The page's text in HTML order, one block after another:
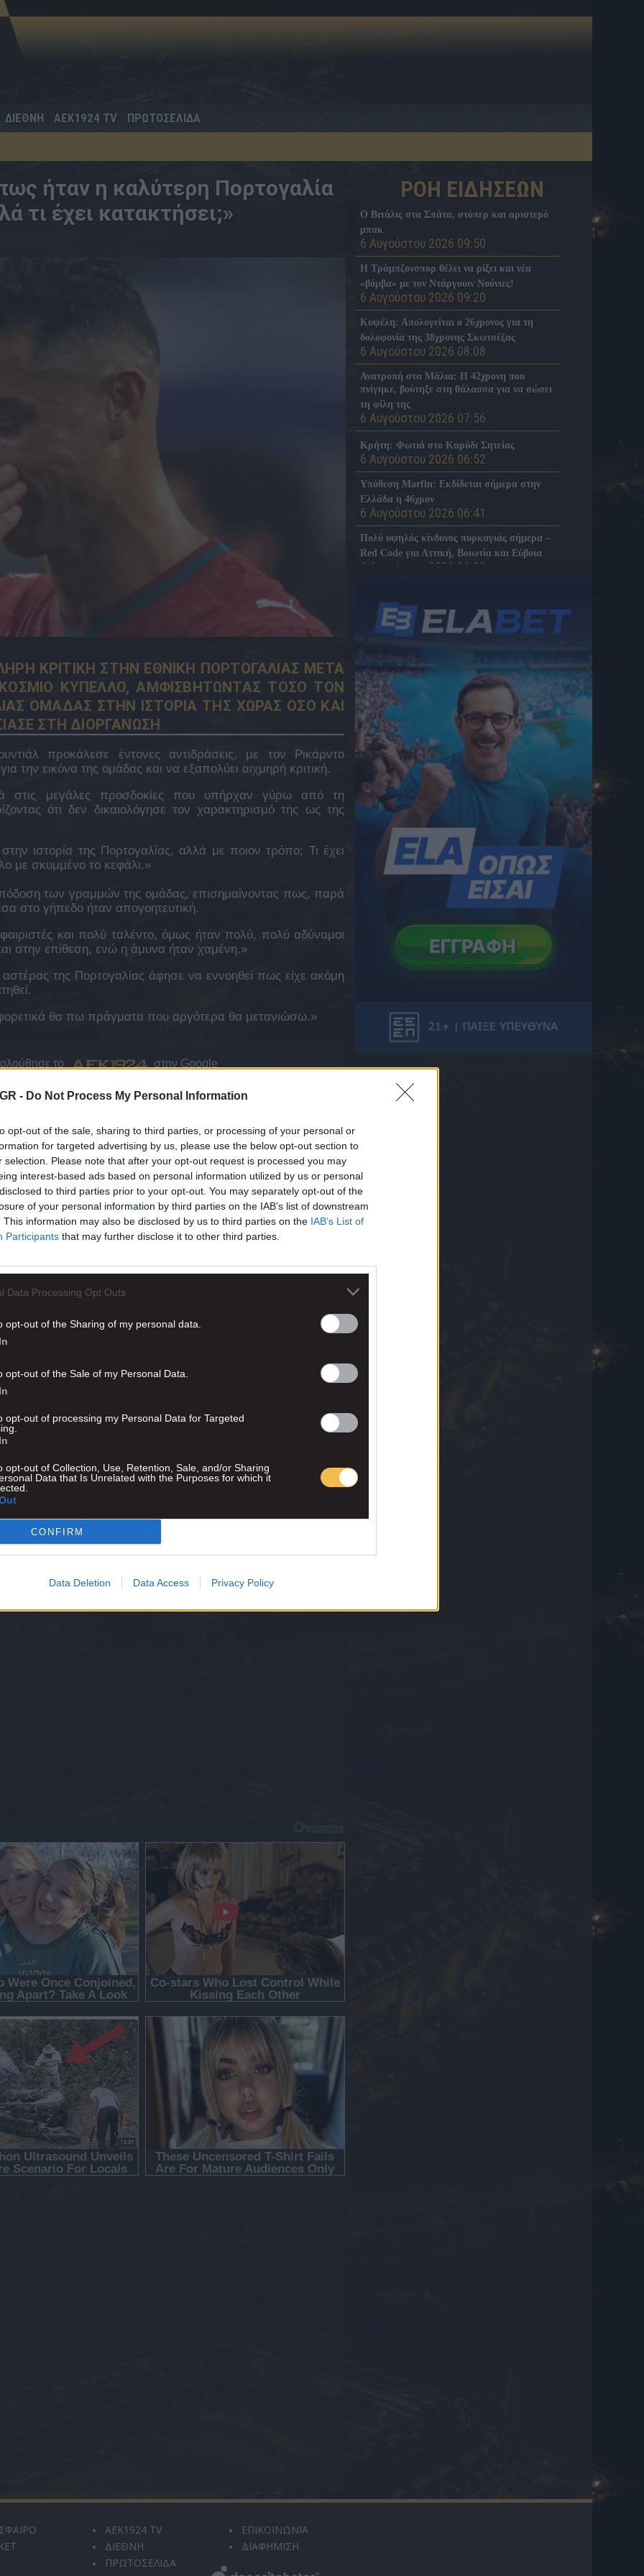
- Do Not Process My Personal Information
opt-out of the sale, sharing to third parties, or processing of your personal or
for targeted advertising by us, please use the below opt-out section to
selection. Please note that after your opt-out request is processed you may
interest-based ads based on personal information utilized by us or personal
to third parties prior to your opt-out. You may separately opt-out of the
of your personal information by third parties on the IAB’s list of downstream
This information may also be disclosed by us to third parties on the IAB’s List of
Participants that may further disclose it to other third parties.
Data Processing Opt Outs
opt-out of the Sharing of my personal data.
opt-out of the Sale of my Personal Data.
opt-out of processing my Personal Data for Targeted
opt-out of Collection, Use, Retention, Sale, and/or Sharing
Data that Is Unrelated with the Purposes for which it
CONFIRM
Data Deletion Data Access Privacy Policy
ΔΙΕΘΝΗ AEK1924 TV
ΠΡΩΤΟΣΕΛΙΔΑ
ήταν η καλύτερη Πορτογαλία
τι έχει κατακτήσει;»
ΚΡΙΤΙΚΗ ΣΤΗΝ ΕΘΝΙΚΗ ΠΟΡΤΟΓΑΛΙΑΣ ΜΕΤΑ
ΚΥΠΕΛΛΟ, ΑΜΦΙΣΒΗΤΩΝΤΑΣ ΤΟΣΟ ΤΟΝ
ΟΜΑΔΑΣ ΣΤΗΝ ΙΣΤΟΡΙΑ ΤΗΣ ΧΩΡΑΣ ΟΣΟ ΚΑΙ
ΣΤΗ ΔΙΟΡΓΑΝΩΣΗ
προκάλεσε έντονες αντιδράσεις, με τον Ρικάρντο
την εικόνα της ομάδας και να εξαπολύει αιχμηρή κριτική.
στις μεγάλες προσδοκίες που υπήρχαν γύρω από τη
ότι δεν δικαιολόγησε τον χαρακτηρισμό της ως της
ιστορία της Πορτογαλίας, αλλά με ποιον τρόπο; Τι έχει
με σκυμμένο το κεφάλι.»
των γραμμών της ομάδας, επισημαίνοντας πως, παρά
στο γήπεδο ήταν απογοητευτική.
και πολύ ταλέντο, όμως ήταν πολύ, πολύ αδύναμοι
στην επίθεση, ενώ η άμυνα ήταν χαμένη.»
της Πορτογαλίας άφησε να εννοηθεί πως είχε ακόμη
θα πω πράγματα που αργότερα θα μετανιώσω.»
το στην Google
AEK1924 ΣΤΗΝ GOOGLE
ΜΕΙΝΕΤΕ ΕΝΗΜΕΡΩΜΕΝΟΙ
ΡΟΗ ΕΙΔΗΣΕΩΝ
Ο Βιτάλις στα Σπάτα, στόπερ και αριστερό
μπακ
6 Αυγούστου 2026 09:50
H Tράμπζονσπορ θέλει να ρίξει και νέα
«βόμβα» με τον Ντάργουιν Νούνιες!
6 Αυγούστου 2026 09:20
Κυψέλη: Απολογείται ο 26χρονος για τη
δολοφονία της 38χρονης Σκωτσέζας
6 Αυγούστου 2026 08:08
Ανατροπή στα Μάλια: Η 42χρονη που
πνίγηκε, βούτηξε στη θάλασσα για να σώσει
τη φίλη της
6 Αυγούστου 2026 07:56
Κρήτη: Φωτιά στο Καρύδι Σητείας
6 Αυγούστου 2026 06:52
Υπόθεση Marfin: Εκδίδεται σήμερα στην
Ελλάδα η 46χρον
6 Αυγούστου 2026 06:41
Πολύ υψηλός κίνδυνος πυρκαγιάς σήμερα –
Red Code για Αττική, Βοιωτία και Εύβοια
6 Αυγούστου 2026 06:09
Αττικής την Πέμπτη (6/8)
6 Αυγούστου 2026 06:02
Κέρκεζ έδωσε λεπτά στους μικρούς των
Περιστεριωτών
6 Αυγούστου 2026 00:12
Τα highlights από το Παναθηναϊκός –
ΤΣΣΚΑ 1948
6 Αυγούστου 2026 00:01
Εορτολόγιο: Ποιοι γιορτάζουν την Πέμπτη
6 Αυγούστου 2026 00:01
Μυστράς: Τι υποστηρίζει ο συνήγορος του
55χρονου που έκρυβε τον νεκρό πατέρα του
σε καταψύκτη
5 Αυγούστου 2026 23:54
Παναθηναϊκός – ΤΣΣΚΑ 1948: Στο ΟΑΚΑ ο
Βαθμολογία UEFA: Ο Παναθηναϊκός
συνέχισε την ελληνική συγκομιδή, όμως
πέταξε ξανά πολύτιμους βαθμούς
είναι η ρεβάνς με την ΤΣΣΚΑ 1948 για την
πρόκριση στα playoffs
δείτε το δεύτερο παιχνίδι κόντρα στην
ΤΣΣΚΑ 1948 για τον 3ο προκριματικό
προκριθεί στα playoffs
5 Αυγούστου 2026 23:23
Γκαρσία: «Στο γήπεδο θέλω να είμαι
killer!»
δέχθηκε κίτρινη και χάνει τη ρεβάνς στη
AEK1924 TV
ΔΙΕΘΝΗ
ΠΡΩΤΟΣΕΛΙΔΑ
ΕΠΙΚΟΙΝΩΝΙΑ
ΔΙΑΦΗΜΙΣΗ